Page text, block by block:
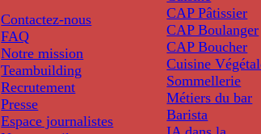
Contactez-nous
FAQ
Notre mission
Teambuilding
Recrutement
Presse
Espace journalistes
CAP Pâtissier
CAP Boulanger
CAP Boucher
Cuisine
Sommellerie
Métiers du bar
Barista